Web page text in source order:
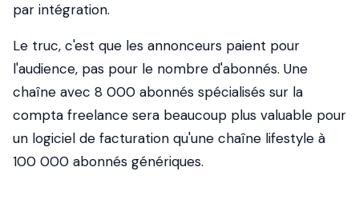
par intégration.
Le truc, c'est que les annonceurs paient pour
l'audience, pas pour le nombre d'abonnés. Une
chaîne avec 8 000 abonnés spécialisés sur la
compta freelance sera beaucoup plus valuable pour
un logiciel de facturation qu'une chaîne lifestyle à
100 000 abonnés génériques.